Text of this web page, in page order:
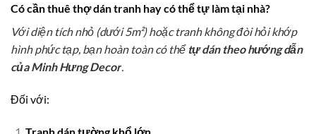
Có cần thuê thợ dán tranh hay có thể tự làm tại nhà?
Với diện tích nhỏ (dưới 5m²) hoặc tranh không đòi hỏi khớp
hình phức tạp, bạn hoàn toàn có thể tự dán theo hướng dẫn
của Minh Hưng Decor.
Đối với:
Tranh dán tường khổ lớn